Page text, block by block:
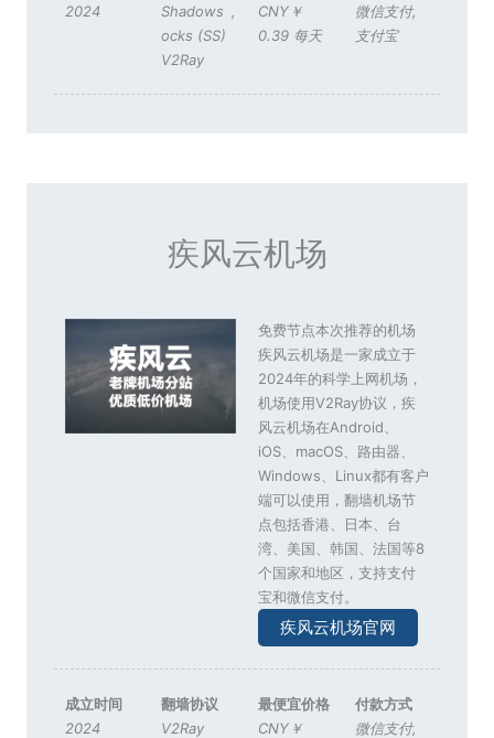
2024
Shadows
ocks (SS)
,
V2Ray
CNY￥
0.39 每天
微信支付,
支付宝
疾风云机场
免费节点本次推荐的机场
疾风云机场是一家成立于
2024年的科学上网机场，
机场使用V2Ray协议，疾
风云机场在Android、
iOS、macOS、路由器、
Windows、Linux都有客户
端可以使用，翻墙机场节
点包括香港、日本、台
湾、美国、韩国、法国等8
个国家和地区，支持支付
宝和微信支付。
疾风云机场官网
成立时间
2024
翻墙协议
V2Ray
最便宜价格
CNY￥
付款方式
微信支付,